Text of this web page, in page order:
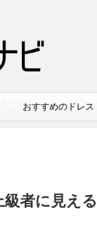
おすすめのドレス
者に見え